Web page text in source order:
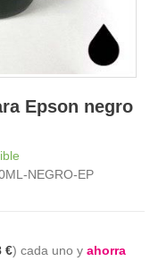
Epson negro
NEGRO-EP
€ cada uno y ahorra